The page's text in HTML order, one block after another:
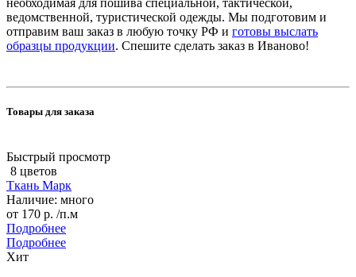
необходимая для пошива специальной, тактической,
ведомственной, туристической одежды. Мы подготовим и
отправим ваш заказ в любую точку РФ и готовы выслать
образцы продукции. Спешите сделать заказ в Иваново!
Товары для заказа
Быстрый просмотр
8 цветов
Ткань Марк
Наличие: много
от 170 р. /п.м
Подробнее
Подробнее
Хит